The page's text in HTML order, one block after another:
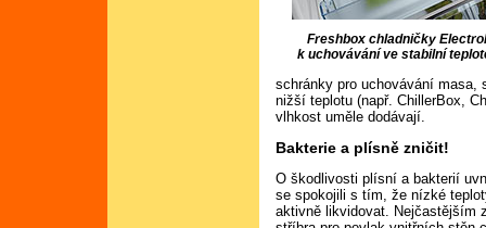
Freshbox chladničky
k uchovávání ve stabilní
schránky pro uchovávání masa,
nižší teplotu (např. ChillerBox,
vlhkost uměle dodávají.
Bakterie a plísně zničit!
O škodlivosti plísní a bakterií
se spokojili s tím, že nízké
aktivně likvidovat. Nejčastějším